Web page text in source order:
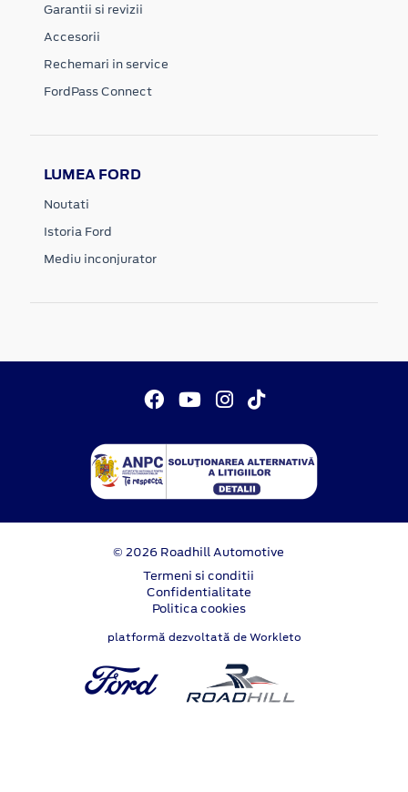
Garantii si revizii
Accesorii
Rechemari in service
FordPass Connect
LUMEA FORD
Noutati
Istoria Ford
Mediu inconjurator
© 2026 Roadhill Automotive
Termeni si conditii
Confidentialitate
Politica cookies
platformă dezvoltată de Workleto